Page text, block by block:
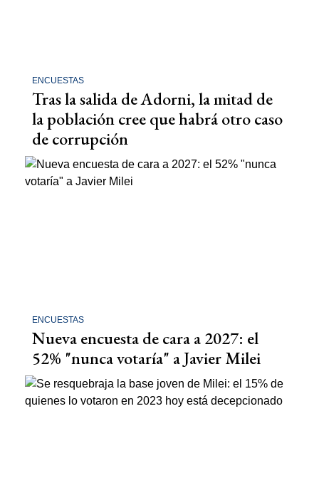
ENCUESTAS
Tras la salida de Adorni, la mitad de
la población cree que habrá otro caso
de corrupción
ENCUESTAS
Nueva encuesta de cara a 2027: el
52% "nunca votaría" a Javier Milei